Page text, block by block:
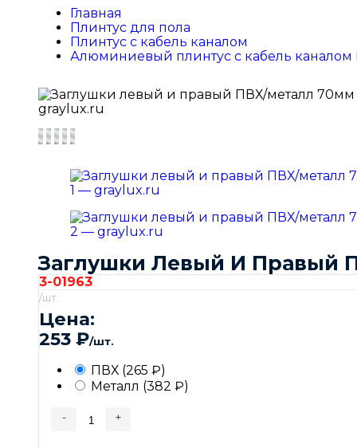
Главная
Плинтус для пола
Плинтус с кабель каналом
Алюминиевый плинтус с кабель каналом
Заглушки Левый И Правый
3-01963
/шт.
Цена:
253 ₽/шт.
ПВХ (265 ₽)
Металл (382 ₽)
- +